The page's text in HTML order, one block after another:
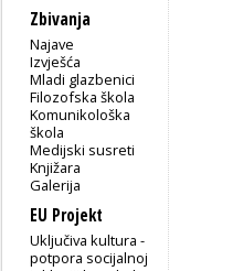
Zbivanja
Najave
Izvješća
Mladi glazbenici
Filozofska škola
Komunikološka
škola
Medijski susreti
Knjižara
Galerija
EU Projekt
Uključiva kultura -
potpora socijalnoj